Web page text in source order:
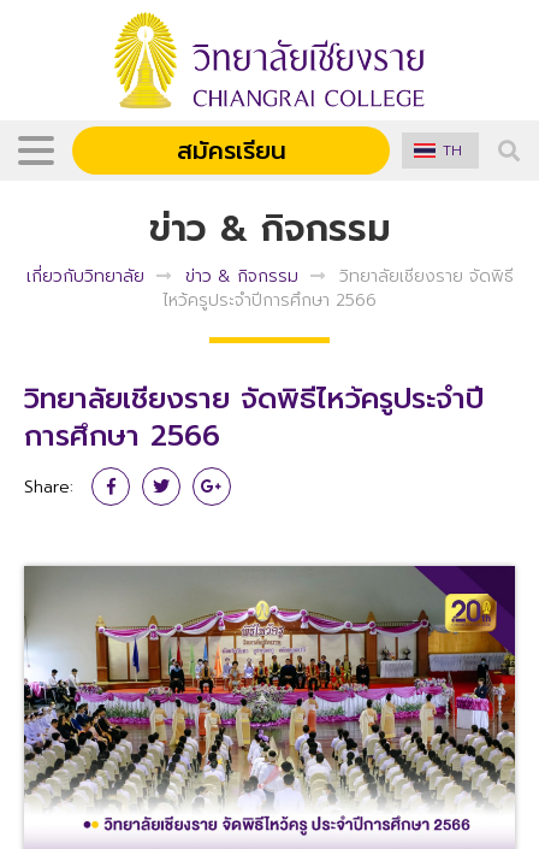
สมัครเรียน TH
ข่าว & กิจกรรม
เกี่ยวกับวิทยาลัย ข่าว & กิจกรรม
วิทยาลัยเชียงราย จัดพิธี
ไหว้ครูประจำปีการศึกษา 2566
วิทยาลัยเชียงราย จัดพิธีไหว้ครูประจำปี
การศึกษา 2566
Share: